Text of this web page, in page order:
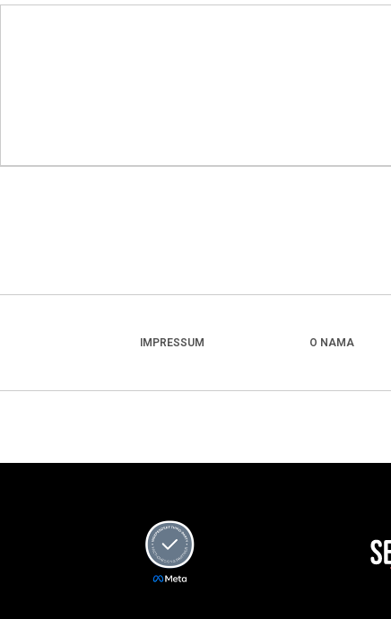
IMPRESSUM O NAMA